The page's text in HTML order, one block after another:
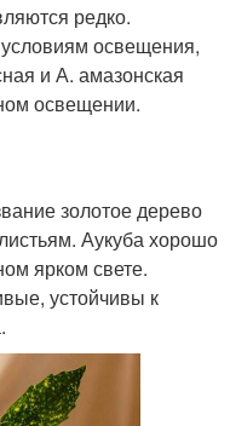
редко.
условиям освещения,
и А. амазонская
освещении.
золотое дерево
Аукуба хорошо
ярком свете.
устойчивы к